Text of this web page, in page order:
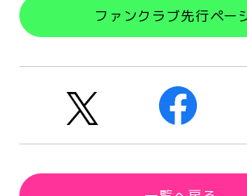
ファンクラブ先行ペー